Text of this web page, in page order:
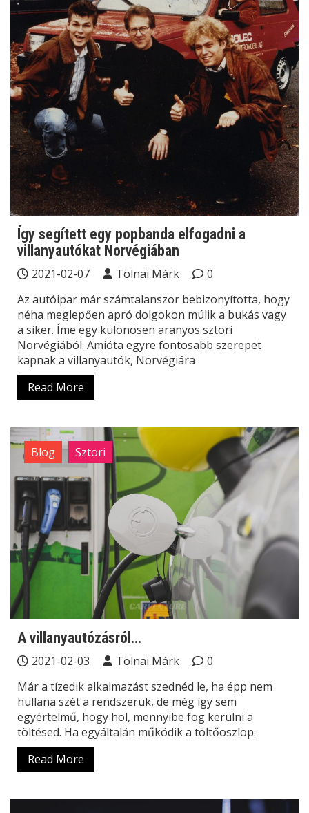
Így segített egy popbanda elfogadni a
villanyautókat Norvégiában
2021-02-07 Tolnai Márk
0
Az autóipar már számtalanszor bebizonyította, hogy
néha meglepően apró dolgokon múlik a bukás vagy
a siker. Íme egy különösen aranyos sztori
Norvégiából. Amióta egyre fontosabb szerepet
kapnak a villanyautók, Norvégiára
Read More
Blog Sztori
A villanyautózásról…
2021-02-03 Tolnai Márk
0
Már a tízedik alkalmazást szednéd le, ha épp nem
hullana szét a rendszerük, de még így sem
egyértelmű, hogy hol, mennyibe fog kerülni a
töltésed. Ha egyáltalán működik a töltőoszlop.
Read More